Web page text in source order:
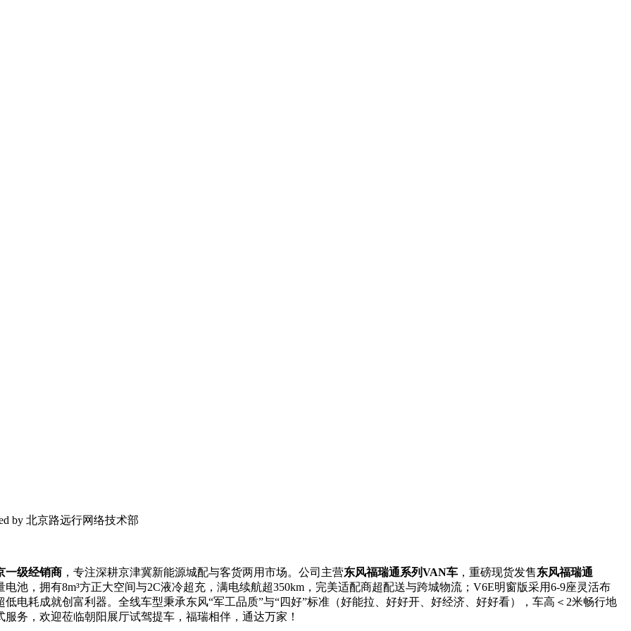
by 北京路远行网络技术部
一级经销商 ，专注深耕京津冀新能源城配与客货两用市场。公司主营东风福瑞通系列VAN车 ，重磅现货发售东风福瑞通
池，拥有8m³方正大空间与2C液冷超充，满电续航超350km，完美适配商超配送与跨城物流；V6E明窗版采用6-9座灵活布
电耗成就创富利器。全线车型秉承东风“军工品质”与“四好”标准（好能拉、好好开、好经济、好好看），车高＜2米畅行地
务，欢迎莅临朝阳展厅试驾提车，福瑞相伴，通达万家！